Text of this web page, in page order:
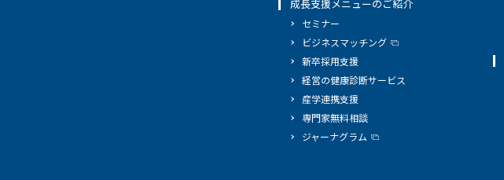
成長支援メニューのご紹介
セミナー
ビジネスマッチング
新卒採用支援
経営の健康診断サービス
産学連携支援
専門家無料相談
ジャーナグラム